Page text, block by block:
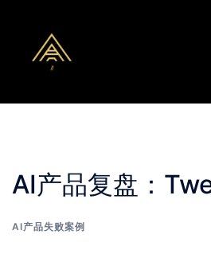
AI产品复盘：
AI产品失败案例